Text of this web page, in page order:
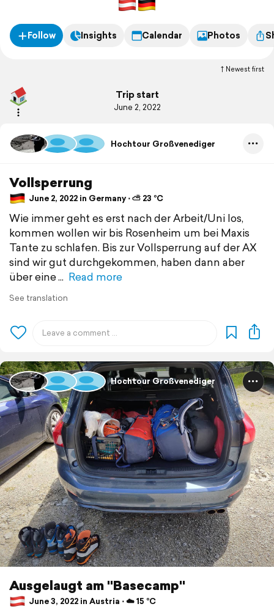
Follow Insights Calendar Photos
Newest first
Trip start
June 2, 2022
Hochtour Großvenediger
Vollsperrung
June 2, 2022 in Germany ⋅ ⛅ 23 °C
Wie immer geht es erst nach der Arbeit/Uni los,
kommen wollen wir bis Rosenheim um bei Maxis
Tante zu schlafen. Bis zur Vollsperrung auf der AX
sind wir gut durchgekommen, haben dann aber
über eine
Read more
See translation
Hochtour Großvenediger
Ausgelaugt am "Basecamp"
June 3, 2022 in Austria ⋅ ☁️ 15 °C